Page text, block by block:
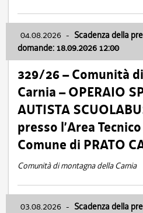
04.08.2026 - Scadenza della
domande: 18.09.2026 12:00
329/26 – Comunità
Carnia – OPERAIO
AUTISTA
presso l’Area
Comune di PRATO
Comunità di montagna della Carnia
03.08.2026 - Scadenza della